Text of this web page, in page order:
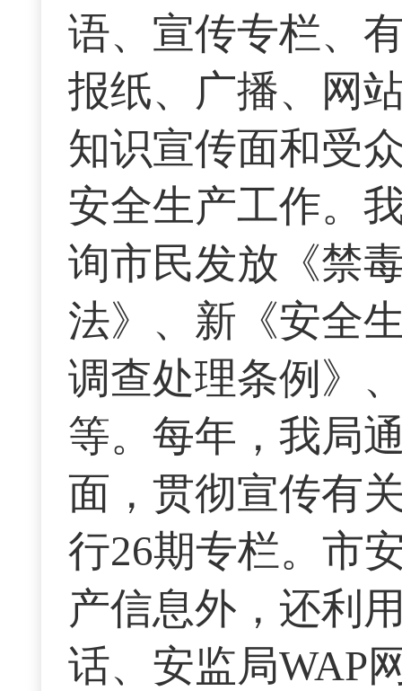
语、宣传专栏、
报纸、广播、网
知识宣传面和受
安全生产工作。
询市民发放《禁
法》、新《安全
调查处理条例》
等。每年，我局
面，贯彻宣传有
行26期专栏。市
产信息外，还利
话、安监局WAP